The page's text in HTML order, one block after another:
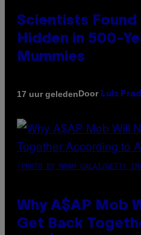
Scientists Found
Hidden in 500-
Mummies
17 uur geledenDoor Luis
(PHOTO BY NOAM GALAI/GETTY
Why A$AP Mob
Get Back